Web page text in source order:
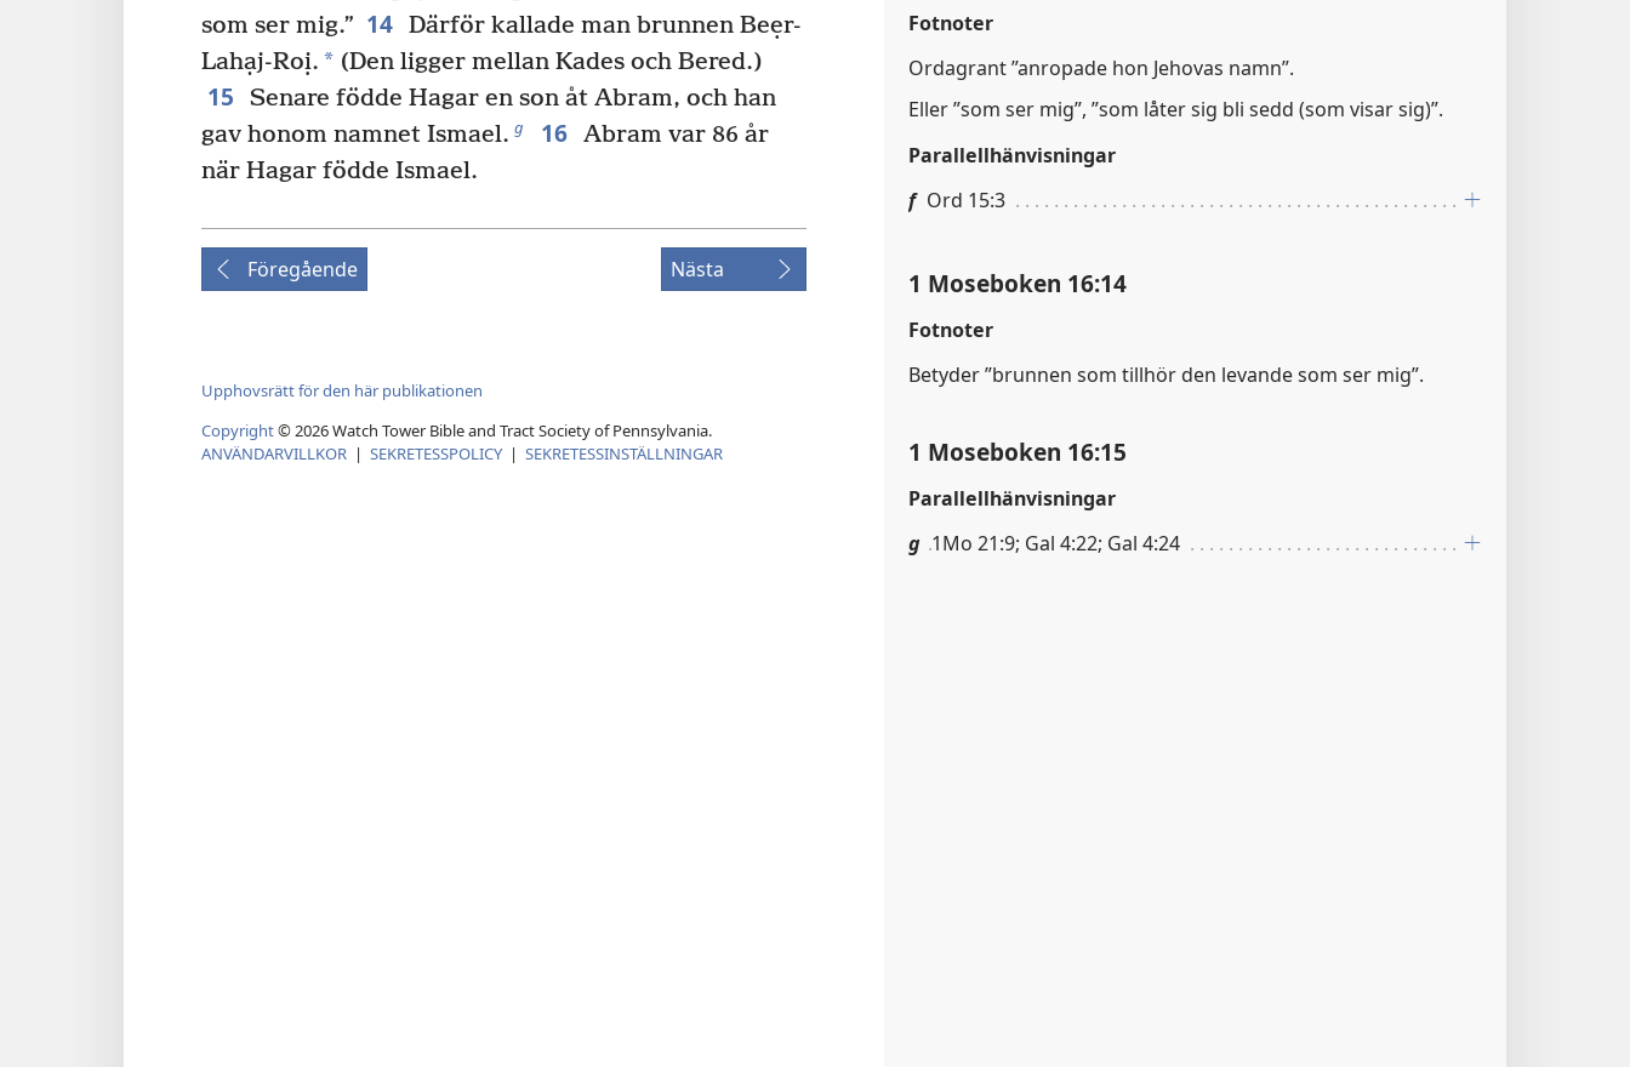
som ser mig.” 14 Därför kallade man brunnen Beẹr-
Lahạj-Roị. * (Den ligger mellan Kades och Bered.)
15
Senare födde Hagar en son åt Abram, och han
gav honom namnet Ismael. g 16 Abram var 86 år
när Hagar födde Ismael.
Föregående Nästa
Upphovsrätt för den här publikationen
Copyright© 2026Watch Tower Bible and Tract Society of Pennsylvania.
ANVÄNDARVILLKOR | SEKRETESSPOLICY | SEKRETESSINSTÄLLNINGAR
Fotnoter
Ordagrant ”anropade hon Jehovas namn”.
Eller ”som ser mig”, ”som låter sig bli sedd (som visar sig)”.
Parallellhänvisningar
f Ord 15:3
1 Moseboken 16:14
Fotnoter
Betyder ”brunnen som tillhör den levande som ser mig”.
1 Moseboken 16:15
Parallellhänvisningar
g 1Mo 21:9; Gal 4:22; Gal 4:24